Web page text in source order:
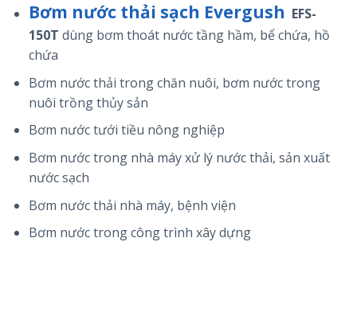
Bơm nước thải sạch Evergush EFS-
150T dùng bơm thoát nước tầng hầm, bể chứa, hồ
chứa
Bơm nước thải trong chăn nuôi, bơm nước trong
nuôi trồng thủy sản
Bơm nước tưới tiều nông nghiệp
Bơm nước trong nhà máy xử lý nước thải, sản xuất
nước sạch
Bơm nước thải nhà máy, bệnh viện
Bơm nước trong công trình xây dựng